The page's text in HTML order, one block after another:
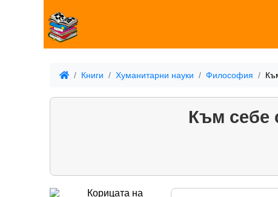
Книги Хуманитарни науки Философия
Към себе